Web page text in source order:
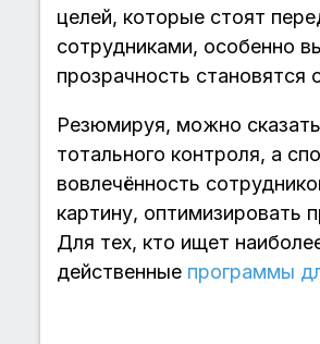
целей, которые стоят
сотрудниками, особенно
прозрачность становятся
Резюмируя, можно
тотального контроля, а
вовлечённость
картину, оптимизировать
Для тех, кто ищет
действенные программы